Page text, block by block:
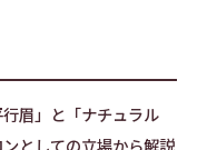
眉」と「ナチュラル
としての立場から解説